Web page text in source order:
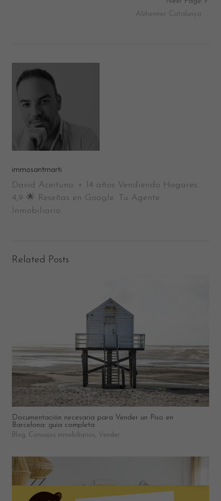
Alzheimer Catalunya
immosantmarti
David Aceituno. + 14 años Vendiendo Hogares.
4,9 🌟 Reseñas en Google. Tu Agente
Inmobiliario.
Related Posts
Documentación necesaria para Vender un Piso en
Barcelona: guía completa
Blog, Consejos inmobiliarios, Vender